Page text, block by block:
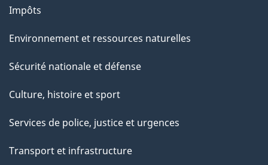
Impôts
Environnement et ressources naturelles
Sécurité nationale et défense
Culture, histoire et sport
Services de police, justice et urgences
Transport et infrastructure